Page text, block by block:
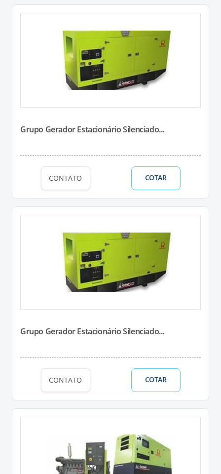
Grupo Gerador Estacionário Silenciado...
CONTATO COTAR
Grupo Gerador Estacionário Silenciado...
CONTATO COTAR